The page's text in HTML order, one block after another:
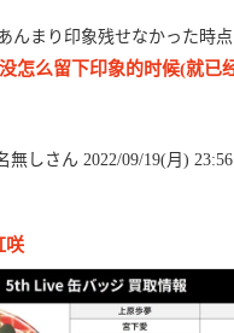
んまり印象残せなかった時
怎么留下印象的时候(就已
無しさん 2022/09/19(月)
咲